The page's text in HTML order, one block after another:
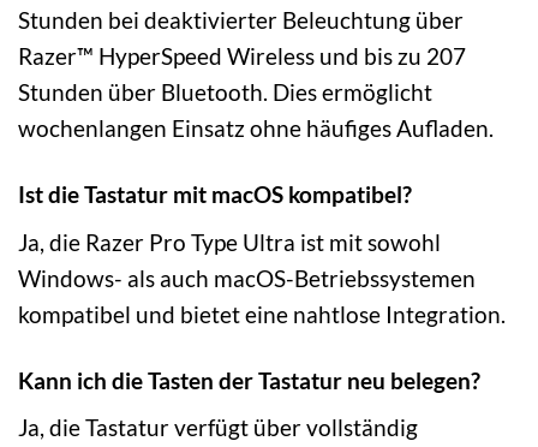
Stunden bei deaktivierter Beleuchtung über
Razer™ HyperSpeed Wireless und bis zu 207
Stunden über Bluetooth. Dies ermöglicht
wochenlangen Einsatz ohne häufiges Aufladen.
Ist die Tastatur mit macOS kompatibel?
Ja, die Razer Pro Type Ultra ist mit sowohl
Windows- als auch macOS-Betriebssystemen
kompatibel und bietet eine nahtlose Integration.
Kann ich die Tasten der Tastatur neu belegen?
Ja, die Tastatur verfügt über vollständig